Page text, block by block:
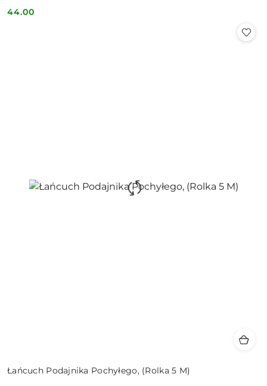
Cena:
44.00
Łańcuch Podajnika Pochyłego, (Rolka 5 M)